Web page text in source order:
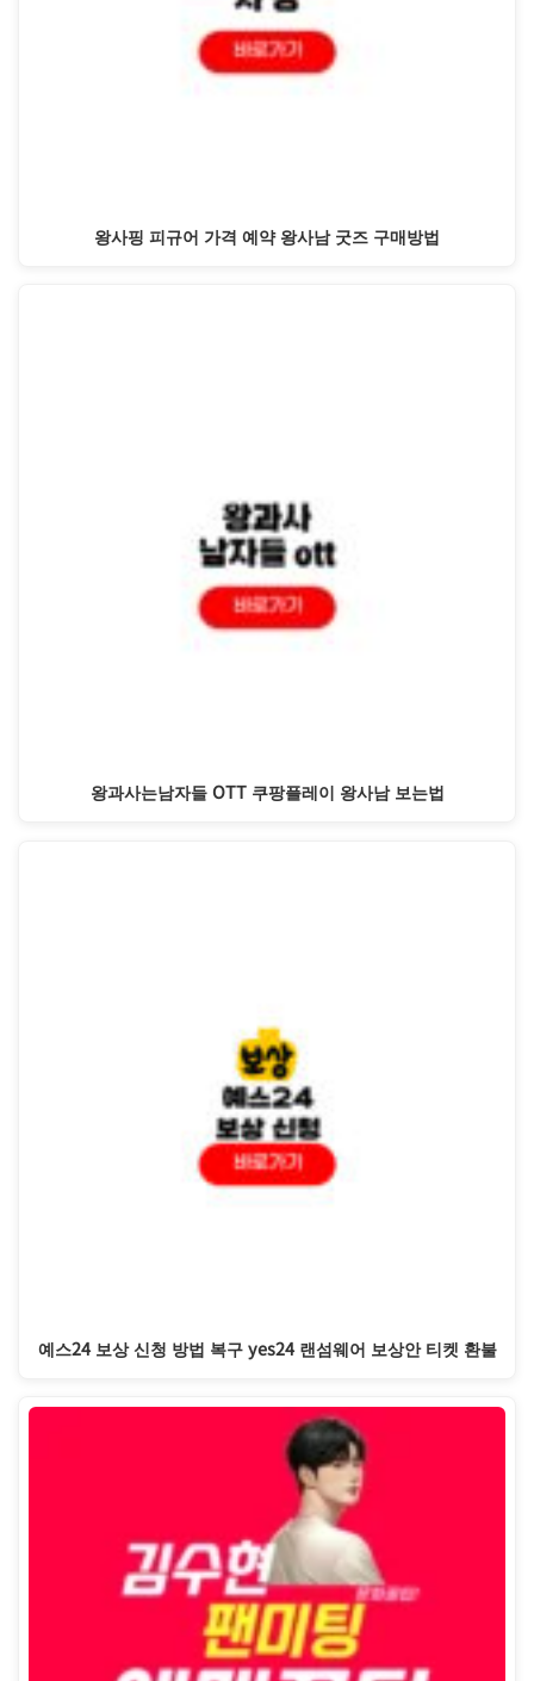
왕사핑 피규어 가격 예약 왕사남 굿즈 구매방법
왕과사는남자들 OTT 쿠팡플레이 왕사남 보는법
예스24 보상 신청 방법 복구 yes24 랜섬웨어 보상안 티켓 환불